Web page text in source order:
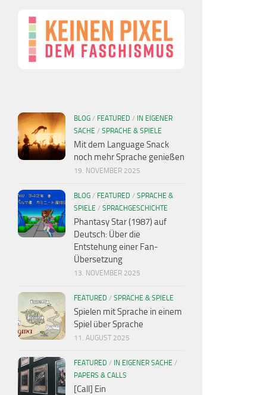
BLOG / FEATURED / IN EIGENER
SACHE / SPRACHE & SPIELE
Mit dem Language Snack
noch mehr Sprache genießen
19. NOVEMBER 2025
BLOG / FEATURED / SPRACHE &
SPIELE / SPRACHGESCHICHTE
Phantasy Star (1987) auf
Deutsch: Über die
Entstehung einer Fan-
Übersetzung
13. NOVEMBER 2025
FEATURED / SPRACHE & SPIELE
Spielen mit Sprache in einem
Spiel über Sprache
11. AUGUST 2025
FEATURED / IN EIGENER SACHE /
PAPERS & CALLS
[Call] Ein